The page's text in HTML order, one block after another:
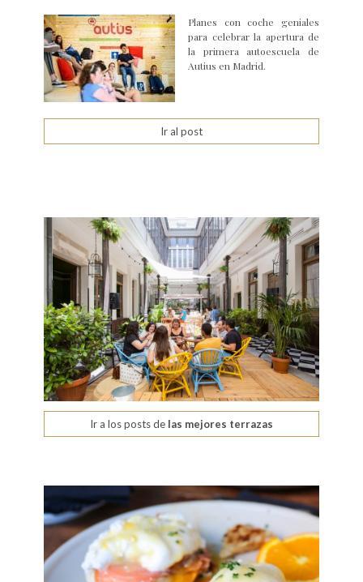
Planes con coche geniales
para celebrar la apertura de
la primera autoescuela de
Autius en Madrid.
Ir al post
Ir a los posts de las mejores terrazas